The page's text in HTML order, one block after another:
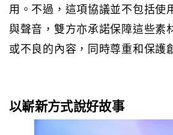
用。不過，這項協議並不包括使
與聲音，雙方亦承諾保障這些素
或不良的內容，同時尊重和保護
以嶄新方式說好故事